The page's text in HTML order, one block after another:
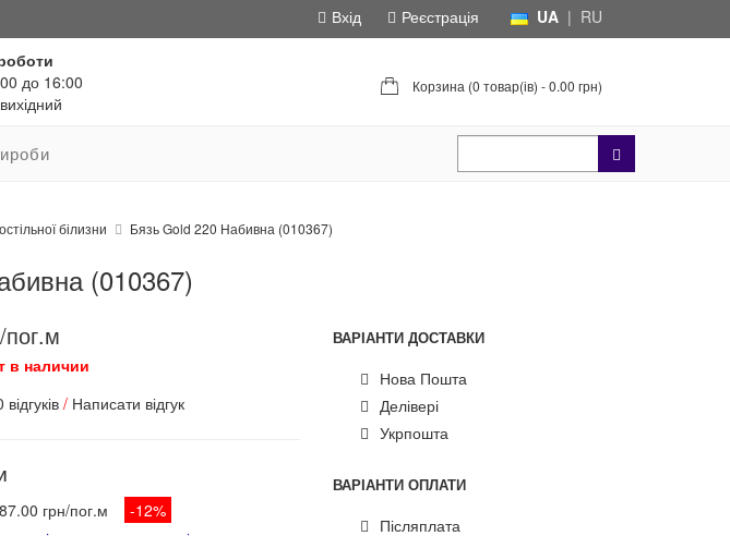
UA | RU
Вхід
Реєстрація
до 16:00
Корзина (0 товар(ів) - 0.00 грн)
білизни Бязь Gold 220 Набивна (010367)
(010367)
в наличии
відгуків/ Написати відгук
87.00 грн/пог.м
-12%
ВАРІАНТИ ДОСТАВКИ
Нова Пошта
Делівері
Укрпошта
ВАРІАНТИ ОПЛАТИ
Післяплата